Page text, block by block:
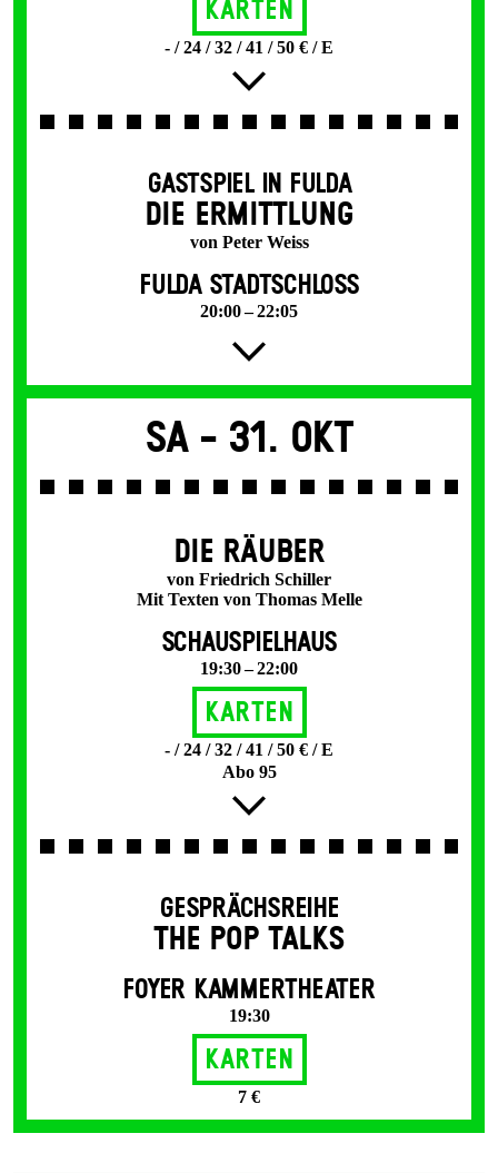
Karten
- / 24 / 32 / 41 / 50 € / E
GASTSPIEL IN FULDA
DIE ERMITTLUNG
von Peter Weiss
FULDA STADTSCHLOSS
20:00 – 22:05
Sa - 31. Okt
DIE RÄUBER
von Friedrich Schiller
Mit Texten von Thomas Melle
SCHAUSPIELHAUS
19:30 – 22:00
Karten
- / 24 / 32 / 41 / 50 € / E
Abo 95
GESPRÄCHSREIHE
THE POP TALKS
FOYER KAMMERTHEATER
19:30
Karten
7 €